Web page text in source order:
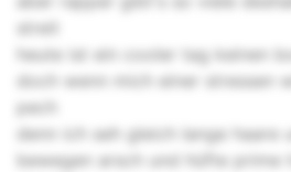
streit
heute ist ein cooler tag keinen
doch wenn mich einer stressen
pech
denn ich seh gleich lange haare
bewegen arsch und hüfte prime